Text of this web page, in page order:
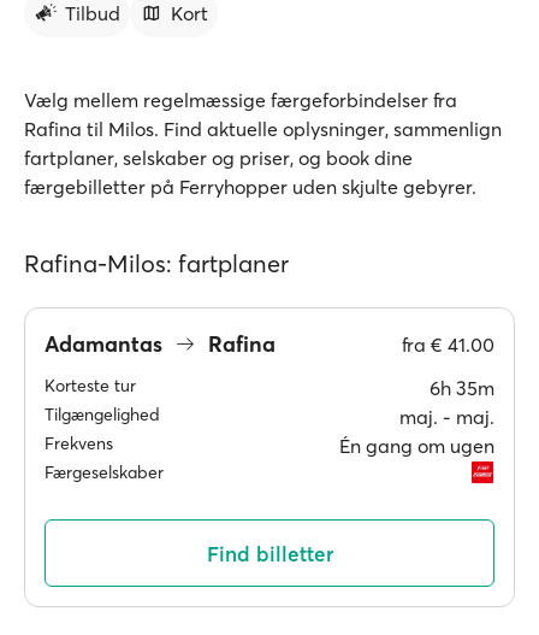
Tilbud
Kort
Vælg mellem regelmæssige færgeforbindelser fra
Rafina til Milos. Find aktuelle oplysninger, sammenlign
fartplaner, selskaber og priser, og book dine
færgebilletter på Ferryhopper uden skjulte gebyrer.
Rafina-Milos: fartplaner
Adamantas Rafina fra € 41.00
Korteste tur 6h 35m
Tilgængelighed maj. ‐ maj.
Frekvens Én gang om ugen
Færgeselskaber
Find billetter